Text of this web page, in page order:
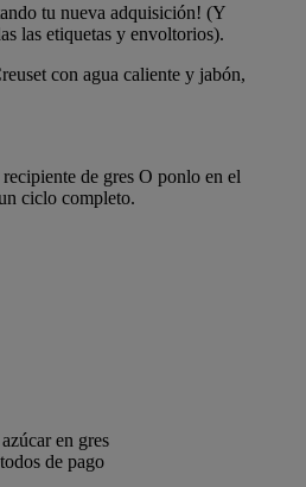
tu nueva adquisición! (Y
las etiquetas y envoltorios).
con agua caliente y jabón,
de gres O ponlo en el
ciclo completo.
de pago